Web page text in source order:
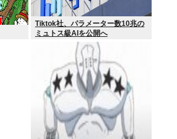
Tiktok社、パラメーター数10兆の
ミュトス級AIを公開へ